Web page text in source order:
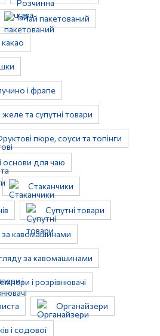
Чай пакетований
і фрапе
та супутні товари
пюре, соуси та топінги
основи для чаю
Стаканчики
Супутні товари
за кавомашинами
за кавомашинами
і розрівнювачі
Органайзери
і содової